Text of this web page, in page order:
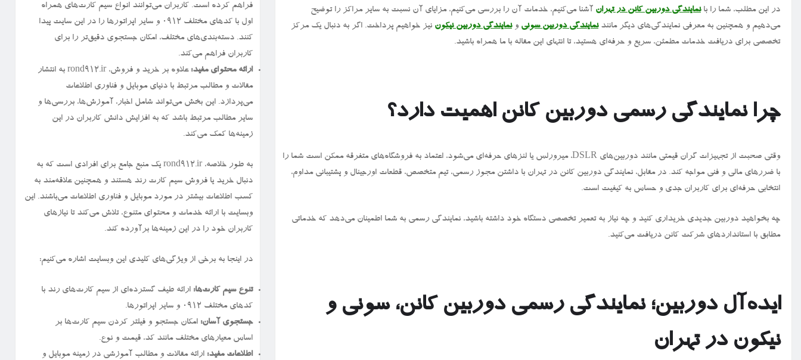
در این مطلب، شما را بانمایندگی دوربین کانن در تهران آشنا می‌کنیم، خدمات آن را بررسی می‌کنیم، مزایای آن نسبت به سایر مراکز را توضیح
می‌دهیم و همچنین به معرفی نمایندگی‌های دیگر مانندنمایندگی دوربین سونی ونمایندگی دوربین نیکون نیز خواهیم پرداخت. اگر به دنبال یک مرکز
تخصصی برای دریافت خدمات مطمئن، سریع و حرفه‌ای هستید، تا انتهای این مقاله با ما همراه باشید.
چرا نمایندگی رسمی دوربین کانن اهمیت دارد؟
وقتی صحبت از تجهیزات گران‌ قیمتی مانند دوربین‌های DSLR، میرورلس یا لنزهای حرفه‌ای می‌شود، اعتماد به فروشگاه‌های متفرقه ممکن است شما را
با ضررهای مالی و فنی مواجه کند. در مقابل، نمایندگی دوربین کانن در تهران با داشتن مجوز رسمی، تیم متخصص، قطعات اورجینال و پشتیبانی مداوم،
انتخابی حرفه‌ای برای کاربران جدی و حساس به کیفیت است.
چه بخواهید دوربین جدیدی خریداری کنید و چه نیاز به تعمیر تخصصی دستگاه خود داشته باشید، نمایندگی رسمی به شما اطمینان می‌دهد که خدماتی
مطابق با استانداردهای شرکت کانن دریافت می‌کنید.
ایده‌آل دوربین؛ نمایندگی رسمی دوربین کانن، سونی و
نیکون در تهران
فراهم کرده است. کاربران می‌توانند انواع سیم کارت‌های همراه
اول با کدهای مختلف ۰۹۱۲ و سایر اپراتورها را در این سایت پیدا
کنند. دسته‌بندی‌های مختلف، امکان جستجوی دقیق‌تر را برای
کاربران فراهم می‌کند.
ارائه محتوای مفید:
علاوه بر خرید و فروش، rond912.ir به انتشار
مقالات و مطالب مرتبط با دنیای موبایل و فناوری اطلاعات
می‌پردازد. این بخش می‌تواند شامل اخبار، آموزش‌ها، بررسی‌ها و
سایر مطالب مرتبط باشد که به افزایش دانش کاربران در این
زمینه‌ها کمک می‌کند.
به طور خلاصه، rond912.ir یک منبع جامع برای افرادی است که به
دنبال خرید یا فروش سیم کارت رند هستند و همچنین علاقه‌مند به
کسب اطلاعات بیشتر در مورد موبایل و فناوری اطلاعات می‌باشند. این
وبسایت با ارائه خدمات و محتوای متنوع، تلاش می‌کند تا نیازهای
کاربران خود را در این زمینه‌ها برآورده کند.
در اینجا به برخی از ویژگی‌های کلیدی این وبسایت اشاره می‌کنیم:
تنوع سیم کارت‌ها: ارائه طیف گسترده‌ای از سیم کارت‌های رند با
کدهای مختلف ۰۹۱۲ و سایر اپراتورها.
جستجوی آسان: امکان جستجو و فیلتر کردن سیم کارت‌ها بر
اساس معیارهای مختلف مانند کد، قیمت و نوع.
اطلاعات مفید: ارائه مقالات و مطالب آموزشی در زمینه موبایل و